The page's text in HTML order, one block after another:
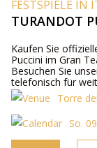
FESTSPIELE IN
TURANDOT
Kaufen Sie
Puccini im Gran
Besuchen Sie
telefonisch für
Programmdetails
Torre
So.